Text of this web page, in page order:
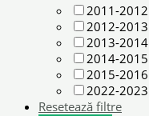
2011-2012
2012-2013
2013-2014
2014-2015
2015-2016
2022-2023
Resetează filtre